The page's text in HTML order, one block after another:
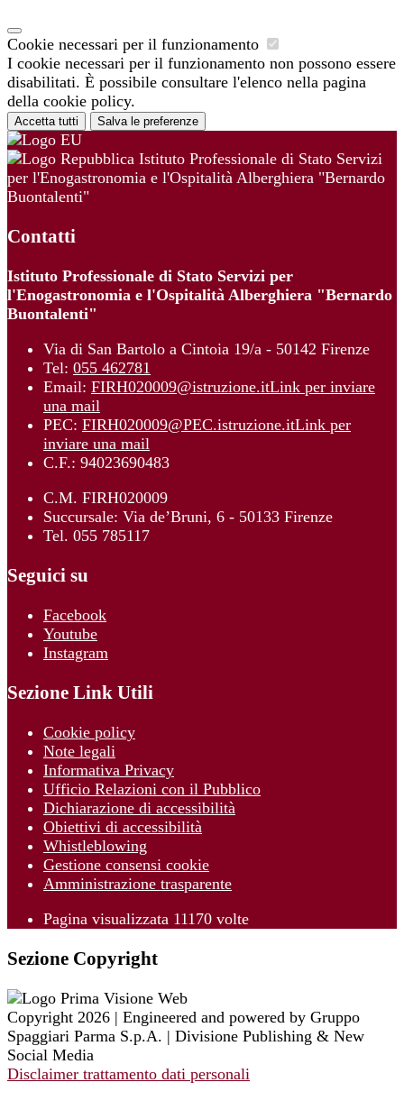
Cookie necessari per il funzionamento
I cookie necessari per il funzionamento non possono essere
disabilitati. È possibile consultare l'elenco nella pagina
della cookie policy.
Accetta tutti Salva le preferenze
Istituto Professionale di Stato Servizi
per l'Enogastronomia e l'Ospitalità Alberghiera "Bernardo
Buontalenti"
Contatti
Istituto Professionale di Stato Servizi per
l'Enogastronomia e l'Ospitalità Alberghiera "Bernardo
Buontalenti"
Via di San Bartolo a Cintoia 19/a - 50142 Firenze
Tel: 055 462781
Email: FIRH020009@istruzione.itLink per inviare
una mail
PEC: FIRH020009@PEC.istruzione.itLink per
inviare una mail
C.F.: 94023690483
C.M. FIRH020009
Succursale: Via de’Bruni, 6 - 50133 Firenze
Tel. 055 785117
Seguici su
Facebook
Youtube
Instagram
Sezione Link Utili
Cookie policy
Note legali
Informativa Privacy
Ufficio Relazioni con il Pubblico
Dichiarazione di accessibilità
Obiettivi di accessibilità
Whistleblowing
Gestione consensi cookie
Amministrazione trasparente
Pagina visualizzata 11170 volte
Sezione Copyright
Copyright 2026 | Engineered and powered by Gruppo
Spaggiari Parma S.p.A. | Divisione Publishing & New
Social Media
Disclaimer trattamento dati personali